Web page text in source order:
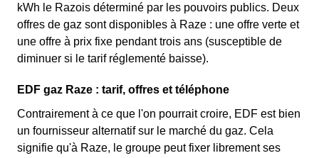
kWh le Razois déterminé par les pouvoirs publics. Deux
offres de gaz sont disponibles à Raze : une offre verte et
une offre à prix fixe pendant trois ans (susceptible de
diminuer si le tarif réglementé baisse).
EDF gaz Raze : tarif, offres et téléphone
Contrairement à ce que l'on pourrait croire, EDF est bien
un fournisseur alternatif sur le marché du gaz. Cela
signifie qu'à Raze, le groupe peut fixer librement ses